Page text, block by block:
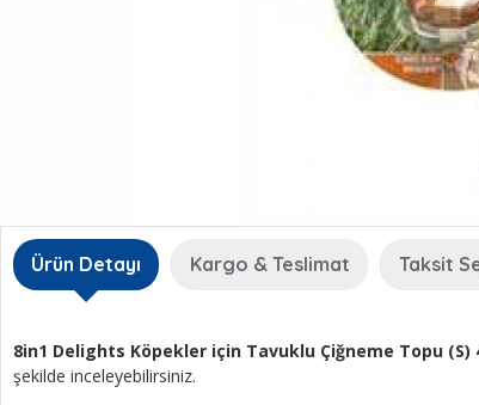
Ürün Detayı Kargo & Teslimat Taksit
8in1 Delights Köpekler için Tavuklu Çiğneme Topu (S)
şekilde inceleyebilirsiniz.